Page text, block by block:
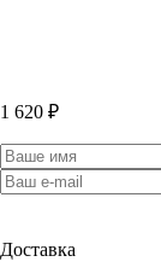
1 620 ₽
Доставка